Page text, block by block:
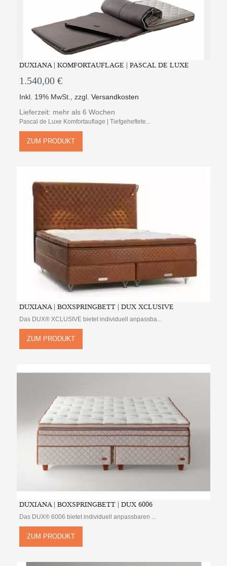
DUXIANA | KOMFORTAUFLAGE | PASCAL DE LUXE
1.540,00 €
Inkl. 19% MwSt. ,zzgl.Versandkosten
Lieferzeit: mehr als 6 Wochen
Pascal de Luxe Komfortauflage | Tiefgeheftete...
ZUM PRODUKT
DUXIANA | BOXSPRINGBETT | DUX XCLUSIVE
Das DUX® XCLUSIVE bietet individuell anpassba...
ZUM PRODUKT
DUXIANA | BOXSPRINGBETT | DUX 6006
Das DUX® 6006 bietet individuell anpassbaren ...
ZUM PRODUKT